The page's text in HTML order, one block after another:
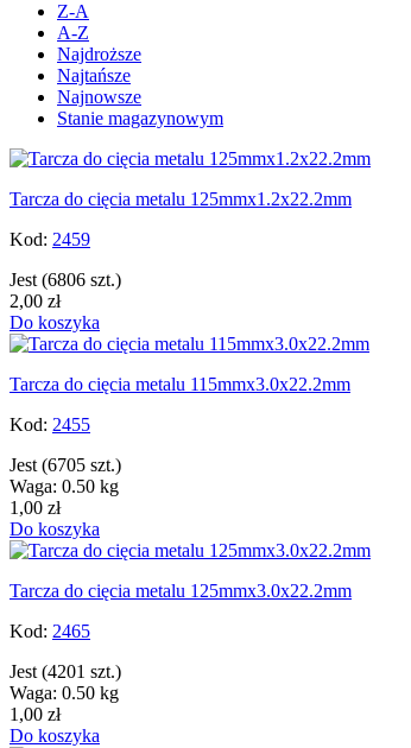
Z-A
A-Z
Najdroższe
Najtańsze
Najnowsze
Stanie magazynowym
Tarcza do cięcia metalu 125mmx1.2x22.2mm
Kod: 2459
Jest(6806 szt.)
2,00 zł
Do koszyka
Tarcza do cięcia metalu 115mmx3.0x22.2mm
Kod: 2455
Jest(6705 szt.)
Waga: 0.50 kg
1,00 zł
Do koszyka
Tarcza do cięcia metalu 125mmx3.0x22.2mm
Kod: 2465
Jest(4201 szt.)
Waga: 0.50 kg
1,00 zł
Do koszyka